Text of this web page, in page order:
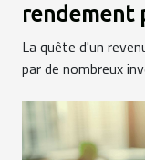
rendement
bourse
La quête d'un
par de nombreux